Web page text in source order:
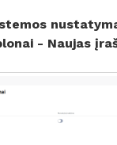
- Naujas